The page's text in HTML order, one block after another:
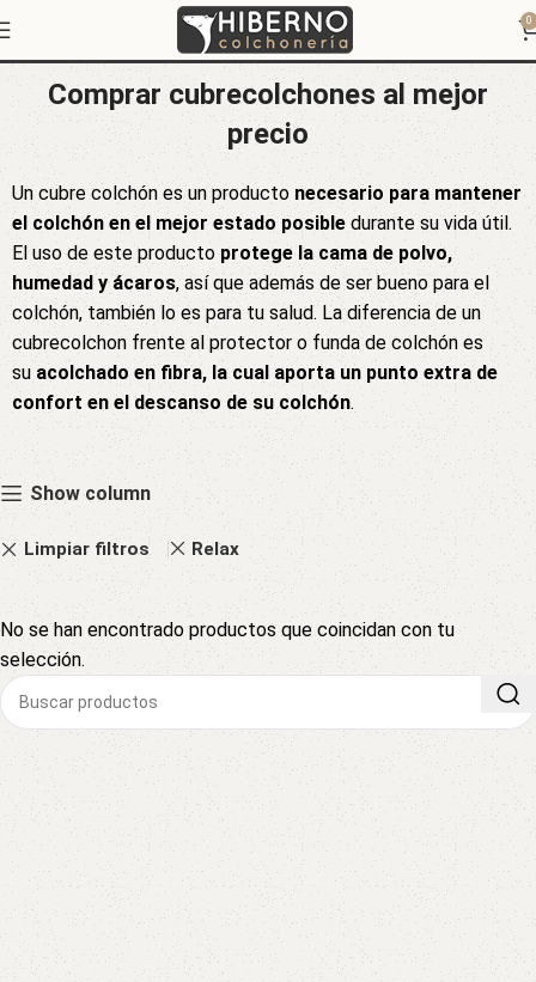
0
Cubre colchones
Comprar cubrecolchones al mejor
precio
Un cubre colchón es un producto necesario para mantener
el colchón en el mejor estado posible durante su vida útil.
El uso de este productoprotege la cama de polvo,
humedad y ácaros, así que además de ser bueno para el
colchón, también lo es para tu salud. La diferencia de un
cubrecolchon frente al protector o funda de colchón es
su acolchado en fibra, la cual aporta un punto extra de
confort en el descanso de su colchón.
Show column
Limpiar filtros Relax
No se han encontrado productos que coincidan con tu
selección.